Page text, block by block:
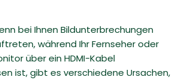
bei Ihnen Bildunterbrechungen
während Ihr Fernseher oder
über ein HDMI-Kabel
ist, gibt es verschiedene Ursachen,